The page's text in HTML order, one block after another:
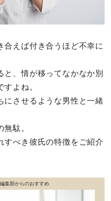
合えば付き合うほど不幸に
と、情が移ってなかなか別
よね。
にさせるような男性と一緒
駄。
すべき彼氏の特徴をご紹介
集部からのおすすめ